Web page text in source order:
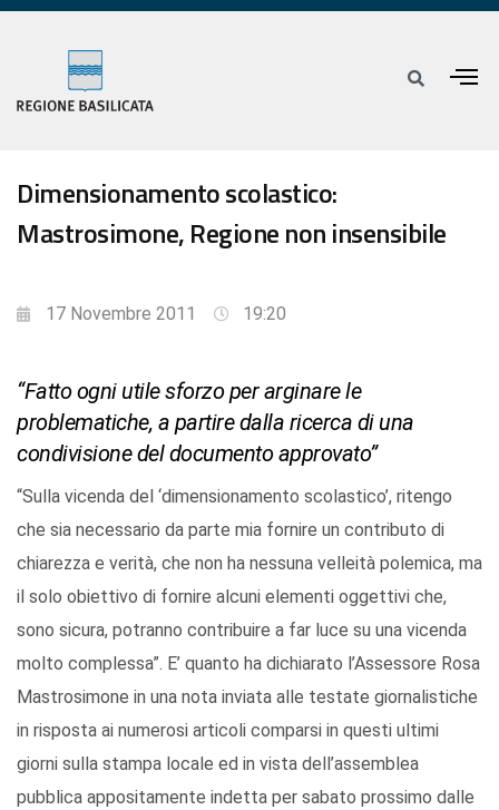
Dimensionamento scolastico:
Mastrosimone, Regione non insensibile
17 Novembre 2011 19:20
“Fatto ogni utile sforzo per arginare le
problematiche, a partire dalla ricerca di una
condivisione del documento approvato”
“Sulla vicenda del ‘dimensionamento scolastico’, ritengo
che sia necessario da parte mia fornire un contributo di
chiarezza e verità, che non ha nessuna velleità polemica, ma
il solo obiettivo di fornire alcuni elementi oggettivi che,
sono sicura, potranno contribuire a far luce su una vicenda
molto complessa”. E’ quanto ha dichiarato l’Assessore Rosa
Mastrosimone in una nota inviata alle testate giornalistiche
in risposta ai numerosi articoli comparsi in questi ultimi
giorni sulla stampa locale ed in vista dell’assemblea
pubblica appositamente indetta per sabato prossimo dalle